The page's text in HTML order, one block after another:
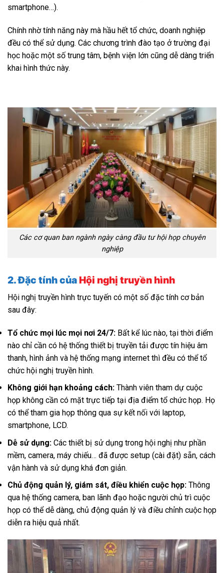
smartphone…).
Chính nhờ tính năng này mà hầu hết tổ chức, doanh nghiệp
đều có thể sử dụng. Các chương trình đào tạo ở trường đại
học hoặc một số trung tâm, bệnh viện lớn cũng dễ dàng triển
khai hình thức này.
Các cơ quan ban ngành ngày càng đầu tư hội họp chuyên
nghiệp
2. Đặc tính củaHội nghị truyền hình
Hội nghị truyền hình trực tuyến có một số đặc tính cơ bản
sau đây:
Tổ chức mọi lúc mọi nơi 24/7: Bất kể lúc nào, tại thời điểm
nào chỉ cần có hệ thống thiết bị truyền tải được tín hiệu âm
thanh, hình ảnh và hệ thống mạng internet thì đều có thể tổ
chức hội nghị truyền hình.
Không giới hạn khoảng cách: Thành viên tham dự cuộc
họp không cần có mặt trực tiếp tại địa điểm tổ chức họp. Họ
có thể tham gia họp thông qua sự kết nối với laptop,
smartphone, LCD.
Dễ sử dụng: Các thiết bị sử dụng trong hội nghị như phần
mềm, camera, máy chiếu… đã được setup (cài đặt) sẵn, cách
vận hành và sử dụng khá đơn giản.
Chủ động quản lý, giám sát, điều khiển cuộc họp: Thông
qua hệ thống camera, ban lãnh đạo hoặc người chủ trì cuộc
họp có thể dễ dàng, chủ động quản lý và điều chỉnh cuộc họp
diễn ra hiệu quả nhất.